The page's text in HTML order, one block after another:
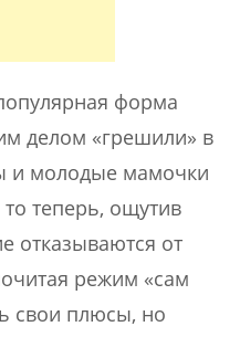
форма
делом «грешили» в
и молодые мамочки
теперь, ощутив
отказываются от
режим «сам
свои плюсы, но